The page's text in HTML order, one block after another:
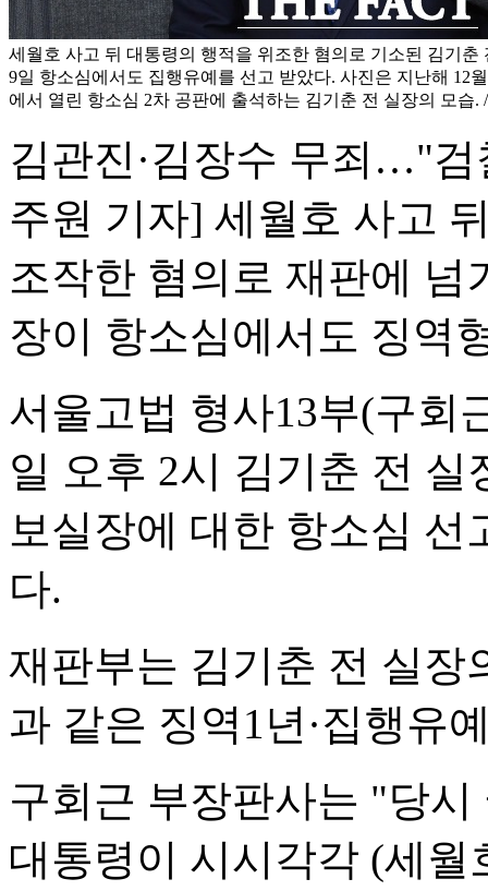
세월호 사고 뒤 대통령의 행적을 위조한 혐의로 기소된 김기춘
9일 항소심에서도 집행유예를 선고 받았다. 사진은 지난해 12
에서 열린 항소심 2차 공판에 출석하는 김기춘 전 실장의 모습.
김관진·김장수 무죄…"
주원 기자] 세월호 사고
조작한 혐의로 재판에 넘
장이 항소심에서도 징역
서울고법 형사13부(구회
일 오후 2시 김기춘 전 실
보실장에 대한 항소심 선
다.
재판부는 김기춘 전 실장
과 같은 징역1년·집행유
구회근 부장판사는 "당
대통령이 시시각각 (세